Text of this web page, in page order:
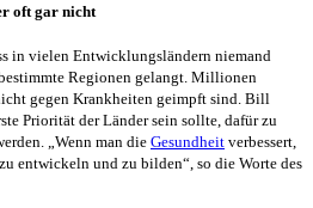
oft gar nicht
in vielen Entwicklungsländern niemand
Regionen gelangt. Millionen
gegen Krankheiten geimpft sind. Bill
Priorität der Länder sein sollte, dafür zu
„Wenn man die Gesundheit verbessert,
entwickeln und zu bilden“, so die Worte des